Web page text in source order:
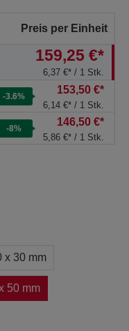
Preis per Einheit
159,25 €*
6,37 €* / 1 Stk.
-3.6%
153,50 €*
6,14 €* / 1 Stk.
-8%
146,50 €*
5,86 €* / 1 Stk.
x 30 mm
50 mm